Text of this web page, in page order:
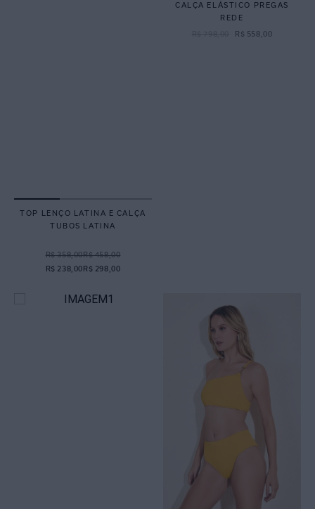
TOP LENÇO LATINA E CALÇA
TUBOS LATINA
R$ 358,00
R$ 238,00
R$ 458,00
R$ 298,00
CALÇA ELÁSTICO PREGAS
REDE
R$ 558 00